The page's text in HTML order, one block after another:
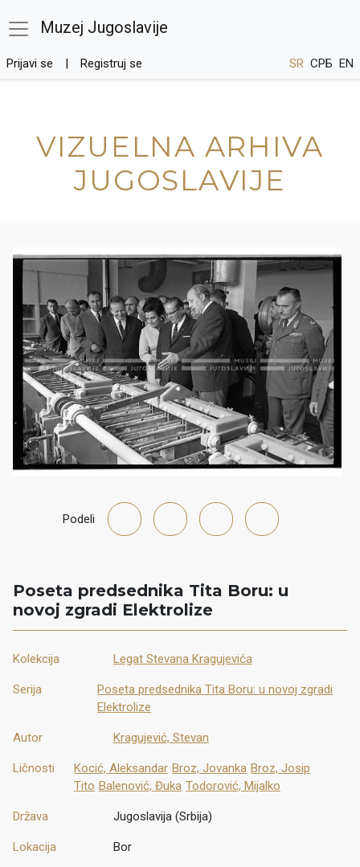
Muzej Jugoslavije
Prijavi se Registruj se SR СРБ EN
VIZUELNA ARHIVA
JUGOSLAVIJE
Podeli
Poseta predsednika Tita Boru: u
novoj zgradi Elektrolize
Kolekcija Legat Stevana Kragujevića
Serija
Poseta predsednika Tita Boru: u novoj zgradi
Elektrolize
Autor Kragujević, Stevan
Ličnosti Kocić, Aleksandar Broz, Jovanka Broz, Josip
Tito Balenović, Đuka Todorović, Mijalko
Država Jugoslavija (Srbija)
Lokacija Bor